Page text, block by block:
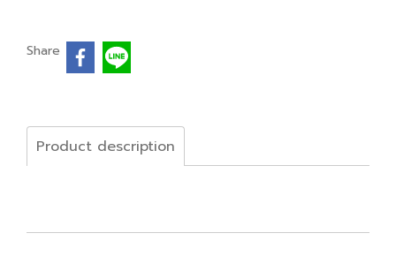
Share
Product description